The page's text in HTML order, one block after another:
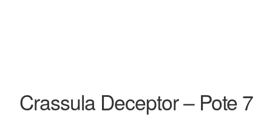
Kits
Crassula Deceptor – Pote 7